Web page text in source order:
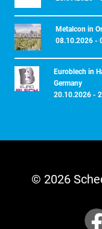
Metalcon in
08.10.2026 -
Euroblech in
Germany
20.10.2026 -
© 2026